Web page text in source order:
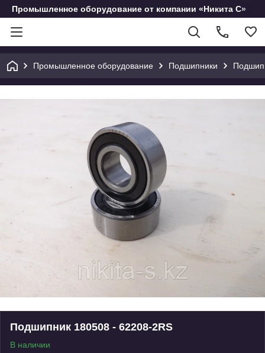
Промышленное оборудование от компании «Никита С»
Промышленное оборудование Подшипники
Подшипник 180508 - 62208-2RS
В наличии